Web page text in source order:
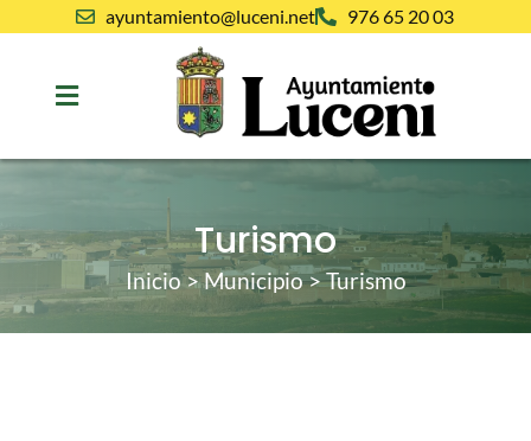
ayuntamiento@luceni.net 976 65 20 03
Turismo
Inicio>Municipio>Turismo